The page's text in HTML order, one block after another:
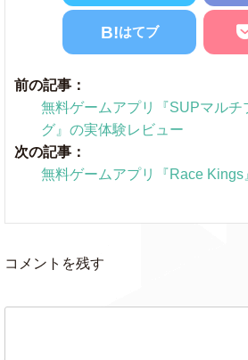
B!はてブ
前の記事：
無料ゲームアプリ『SUPマルチ
グ』の実体験レビュー
次の記事：
無料ゲームアプリ『Race Kings
コメントを残す